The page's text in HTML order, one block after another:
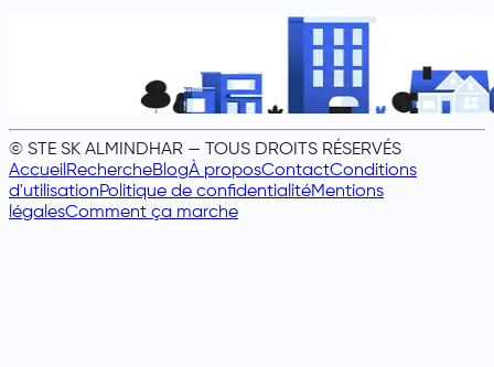
© STE SK ALMINDHAR — TOUS DROITS RÉSERVÉS
AccueilRechercheBlogÀ proposContactConditions
d'utilisationPolitique de confidentialitéMentions
légalesComment ça marche